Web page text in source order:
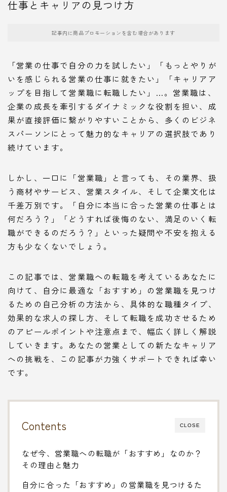
仕事とキャリアの見つけ方
記事内に商品プロモーションを含む場合があります
「営業の仕事で自分の力を試したい」「もっとやりが
いを感じられる営業の仕事に就きたい」「キャリアア
ップを目指して営業職に転職したい」…。営業職は、
企業の成長を牽引するダイナミックな役割を担い、成
果が直接評価に繋がりやすいことから、多くのビジネ
スパーソンにとって魅力的なキャリアの選択肢であり
続けています。
しかし、一口に「営業職」と言っても、その業界、扱
う商材やサービス、営業スタイル、そして企業文化は
千差万別です。「自分に本当に合った営業の仕事とは
何だろう？」「どうすれば後悔のない、満足のいく転
職ができるのだろう？」といった疑問や不安を抱える
方も少なくないでしょう。
この記事では、営業職への転職を考えているあなたに
向けて、自分に最適な「おすすめ」の営業職を見つけ
るための自己分析の方法から、具体的な職種タイプ、
効果的な求人の探し方、そして転職を成功させるため
のアピールポイントや注意点まで、幅広く詳しく解説
していきます。あなたの営業としての新たなキャリア
への挑戦を、この記事が力強くサポートできれば幸い
です。
CLOSE
Contents
なぜ今、営業職への転職が「おすすめ」なのか？
その理由と魅力
自分に合った「おすすめ」の営業職を見つけるた